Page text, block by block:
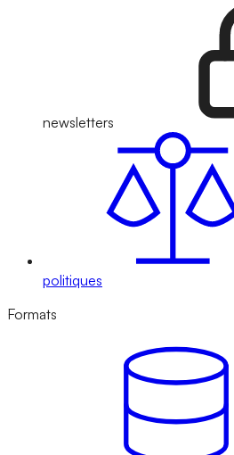
newsletters
politiques
Formats